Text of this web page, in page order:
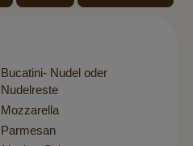
Bucatini- Nudel oder
Nudelreste
Mozzarella
Parmesan